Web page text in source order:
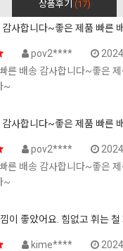
상품후기 (17)
사합니다~좋은 제품 빠른
pov2****
른 배송 감사합니다~좋은
~
사합니다~좋은 제품 빠른
pov2****
른 배송 감사합니다~좋은
~
이 좋았어요. 힘없고 휘는
kime****